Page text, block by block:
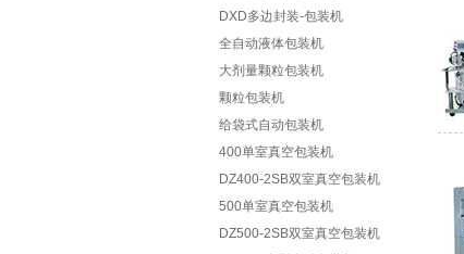
DXD多边封装-包装机
全自动液体包装机
大剂量颗粒包装机
颗粒包装机
给袋式自动包装机
400单室真空包装机
DZ400-2SB双室真空包装机
500单室真空包装机
DZ500-2SB双室真空包装机